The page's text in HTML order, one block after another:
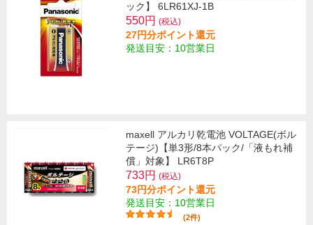
ック】 6LR61XJ-1B
550円 (税込)
27円分ポイント還元
発送目安：10営業日
maxell アルカリ乾電池 VOLTAGE(ボル
テージ)【単3形/8本パック/「液もれ補
償」対象】 LR6T8P
733円 (税込)
73円分ポイント還元
発送目安：10営業日
(2件)